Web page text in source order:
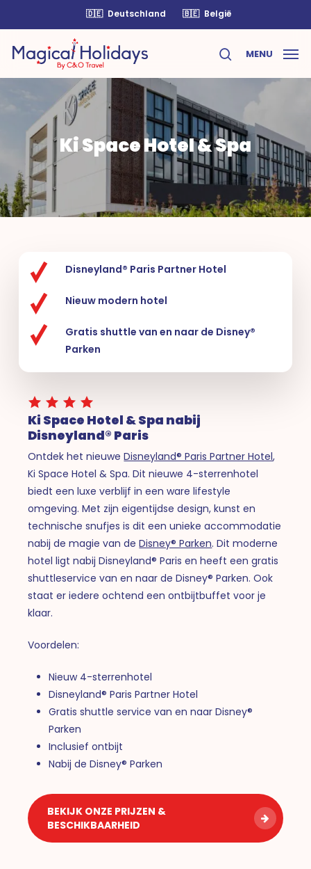
main
content
🇩🇪 Deutschland 🇧🇪 België
search
MENU
Ki Space Hotel & Spa
Disneyland® Paris Partner Hotel
Nieuw modern hotel
Gratis shuttle van en naar de Disney®
Parken
Ki Space Hotel & Spa nabij
Disneyland® Paris
Ontdek het nieuweDisneyland® Paris Partner Hotel,
Ki Space Hotel & Spa. Dit nieuwe 4-sterrenhotel
biedt een luxe verblijf in een ware lifestyle
omgeving. Met zijn eigentijdse design, kunst en
technische snufjes is dit een unieke accommodatie
nabij de magie van deDisney® Parken. Dit moderne
hotel ligt nabij Disneyland® Paris en heeft een gratis
shuttleservice van en naar de Disney® Parken. Ook
staat er iedere ochtend een ontbijtbuffet voor je
klaar.
Voordelen:
Nieuw 4-sterrenhotel
Disneyland® Paris Partner Hotel
Gratis shuttle service van en naar Disney®
Parken
Inclusief ontbijt
Nabij de Disney® Parken
BEKIJK ONZE PRIJZEN &
BESCHIKBAARHEID